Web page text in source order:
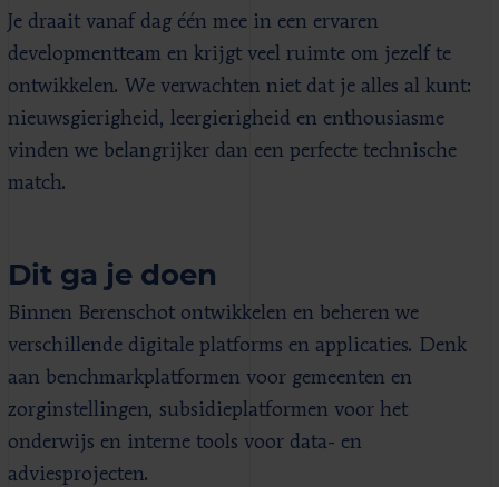
Je draait vanaf dag één mee in een ervaren
developmentteam en krijgt veel ruimte om jezelf te
ontwikkelen. We verwachten niet dat je alles al kunt:
nieuwsgierigheid, leergierigheid en enthousiasme
vinden we belangrijker dan een perfecte technische
match.
Dit ga je doen
Binnen Berenschot ontwikkelen en beheren we
verschillende digitale platforms en applicaties. Denk
aan benchmarkplatformen voor gemeenten en
zorginstellingen, subsidieplatformen voor het
onderwijs en interne tools voor data- en
adviesprojecten.